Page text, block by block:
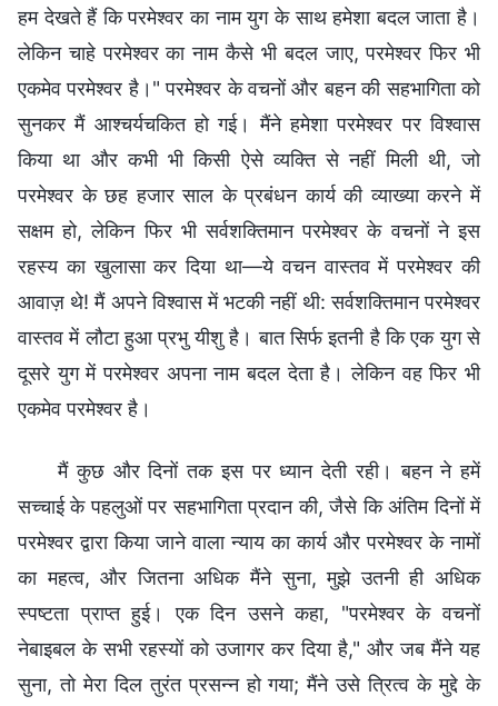
हम देखते हैं कि परमेश्वर का नाम युग के साथ हमेशा बदल जाता है।
लेकिन चाहे परमेश्वर का नाम कैसे भी बदल जाए, परमेश्वर फिर भी
एकमेव परमेश्वर है।" परमेश्वर के वचनों और बहन की सहभागिता को
सुनकर मैं आश्चर्यचकित हो गई। मैंने हमेशा परमेश्वर पर विश्वास
किया था और कभी भी किसी ऐसे व्यक्ति से नहीं मिली थी, जो
परमेश्वर के छह हजार साल के प्रबंधन कार्य की व्याख्या करने में
सक्षम हो, लेकिन फिर भी सर्वशक्तिमान परमेश्वर के वचनों ने इस
रहस्य का खुलासा कर दिया था—ये वचन वास्तव में परमेश्वर की
आवाज़ थे! मैं अपने विश्वास में भटकी नहीं थी: सर्वशक्तिमान परमेश्वर
वास्तव में लौटा हुआ प्रभु यीशु है। बात सिर्फ इतनी है कि एक युग से
दूसरे युग में परमेश्वर अपना नाम बदल देता है। लेकिन वह फिर भी
एकमेव परमेश्वर है।
मैं कुछ और दिनों तक इस पर ध्यान देती रही। बहन ने हमें
सच्चाई के पहलुओं पर सहभागिता प्रदान की, जैसे कि अंतिम दिनों में
परमेश्वर द्वारा किया जाने वाला न्याय का कार्य और परमेश्वर के नामों
का महत्व, और जितना अधिक मैंने सुना, मुझे उतनी ही अधिक
स्पष्टता प्राप्त हुई। एक दिन उसने कहा, "परमेश्वर के वचनों
नेबाइबल के सभी रहस्यों को उजागर कर दिया है," और जब मैंने यह
सुना, तो मेरा दिल तुरंत प्रसन्न हो गया; मैंने उसे त्रित्व के मुद्दे के